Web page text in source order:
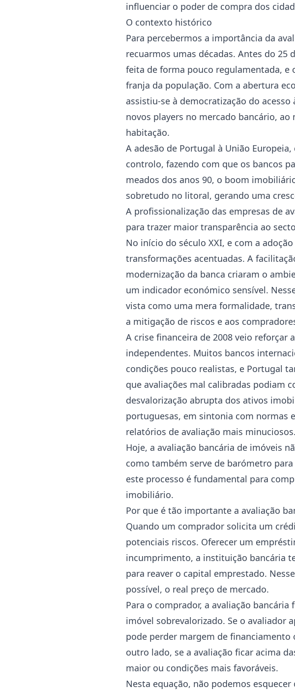
influenciar o poder de compra dos
O contexto histórico
Para percebermos a importância da
recuarmos umas décadas. Antes do 25
feita de forma pouco regulamentada, e
franja da população. Com a abertura
assistiu-se à democratização do
novos players no mercado bancário,
habitação.
A adesão de Portugal à União
controlo, fazendo com que os bancos
meados dos anos 90, o boom
sobretudo no litoral, gerando uma
A profissionalização das empresas de
para trazer maior transparência ao
No início do século XXI, e com a
transformações acentuadas. A
modernização da banca criaram o
um indicador económico sensível.
vista como uma mera formalidade,
a mitigação de riscos e aos
A crise financeira de 2008 veio reforçar
independentes. Muitos bancos
condições pouco realistas, e Portugal
que avaliações mal calibradas podiam
desvalorização abrupta dos ativos
portuguesas, em sintonia com normas
relatórios de avaliação mais minuciosos.
Hoje, a avaliação bancária de imóveis
como também serve de barómetro
este processo é fundamental para
imobiliário.
Por que é tão importante a avaliação
Quando um comprador solicita um
potenciais riscos. Oferecer um
incumprimento, a instituição bancária
para reaver o capital emprestado.
possível, o real preço de mercado.
Para o comprador, a avaliação
imóvel sobrevalorizado. Se o avaliador
pode perder margem de
outro lado, se a avaliação ficar acima
maior ou condições mais favoráveis.
Nesta equação, não podemos